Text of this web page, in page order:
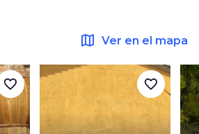
map Ver en el mapa
favorite_border favorite_border